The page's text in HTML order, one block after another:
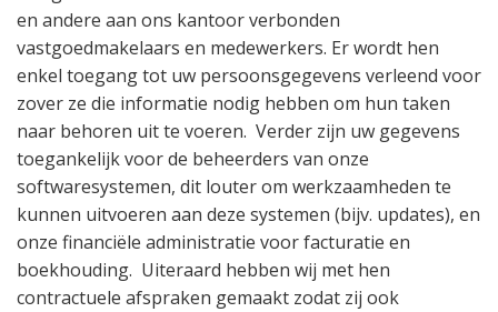
en andere aan ons kantoor verbonden
vastgoedmakelaars en medewerkers. Er wordt hen
enkel toegang tot uw persoonsgegevens verleend voor
zover ze die informatie nodig hebben om hun taken
naar behoren uit te voeren. Verder zijn uw gegevens
toegankelijk voor de beheerders van onze
softwaresystemen, dit louter om werkzaamheden te
kunnen uitvoeren aan deze systemen (bijv. updates), en
onze financiële administratie voor facturatie en
boekhouding. Uiteraard hebben wij met hen
contractuele afspraken gemaakt zodat zij ook